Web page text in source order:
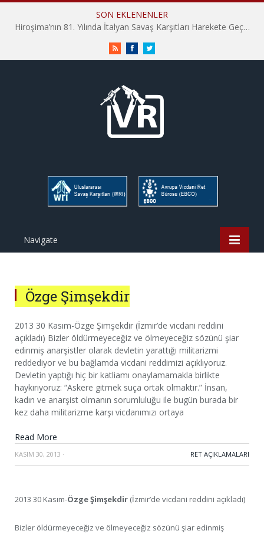
SON EKLENENLER
Hiroşima’nın 81. Yılında İtalyan Savaş Karşıtları Harekete Geçti: “Hatırlamak yeterli değil”
RSS FacebookTwitter
Navigate
Özge Şimşekdir
2013 30 Kasım-Özge Şimşekdir (İzmir’de vicdani reddini
açıkladı) Bizler öldürmeyeceğiz ve ölmeyeceğiz sözünü şiar
edinmiş anarşistler olarak devletin yarattığı militarizmi
reddediyor ve bu bağlamda vicdani reddimizi açıklıyoruz.
Devletin yaptığı hiç bir katliamı onaylamamakla birlikte
haykırıyoruz: “Askere gitmek suça ortak olmaktır.” İnsan,
kadın ve anarşist olmanın sorumluluğu ile bugün burada bir
kez daha militarizme karşı vicdanımızı ortaya
Read More
KASIM 30, 2013 · RET AÇIKLAMALARI
2013 30 Kasım-Özge Şimşekdir (İzmir’de vicdani reddini açıkladı)
Bizler öldürmeyeceğiz ve ölmeyeceğiz sözünü şiar edinmiş